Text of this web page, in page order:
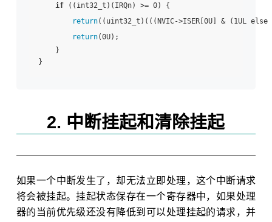
if ((int32_t)(IRQn) >= 0) {
return((uint32_t)(((NVIC->ISER[0U] & (1UL else
return(0U);
}
2. 中断挂起和清除挂起
如果一个中断发生了，却无法立即处理，这个中断请求
将会被挂起。挂起状态保存在一个寄存器中，如果处理
器的当前优先级还没有降低到可以处理挂起的请求，并